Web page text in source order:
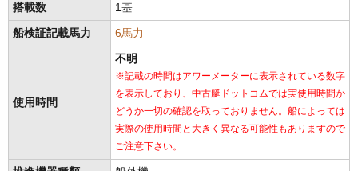
搭載数 1基
船検証記載馬力 6馬力
使用時間
不明
※記載の時間はアワーメーターに表示されている数字
を表示しており、中古艇ドットコムでは実使用時間か
どうか一切の確認を取っておりません。船によっては
実際の使用時間と大きく異なる可能性もありますので
ご注意下さい。